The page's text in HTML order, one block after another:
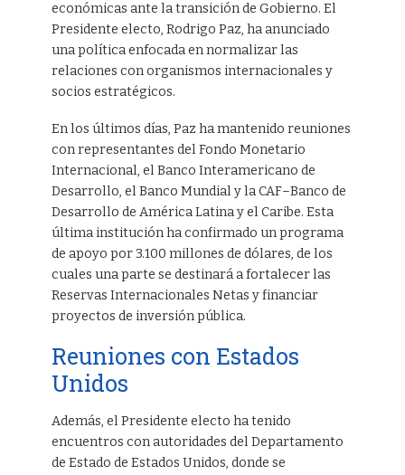
económicas ante la transición de Gobierno. El
Presidente electo, Rodrigo Paz, ha anunciado
una política enfocada en normalizar las
relaciones con organismos internacionales y
socios estratégicos.
En los últimos días, Paz ha mantenido reuniones
con representantes del Fondo Monetario
Internacional, el Banco Interamericano de
Desarrollo, el Banco Mundial y la CAF–Banco de
Desarrollo de América Latina y el Caribe. Esta
última institución ha confirmado un programa
de apoyo por 3.100 millones de dólares, de los
cuales una parte se destinará a fortalecer las
Reservas Internacionales Netas y financiar
proyectos de inversión pública.
Reuniones con Estados
Unidos
Además, el Presidente electo ha tenido
encuentros con autoridades del Departamento
de Estado de Estados Unidos, donde se